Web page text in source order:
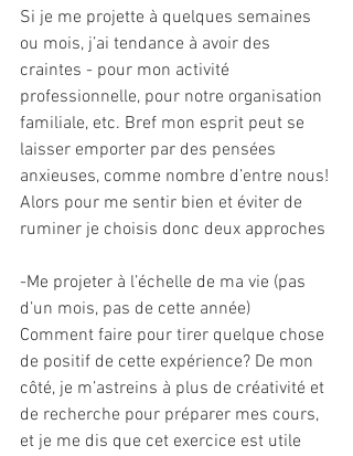
Si je me projette à quelques semaines
ou mois, j’ai tendance à avoir des
craintes - pour mon activité
professionnelle, pour notre organisation
familiale, etc. Bref mon esprit peut se
laisser emporter par des pensées
anxieuses, comme nombre d’entre nous!
Alors pour me sentir bien et éviter de
ruminer je choisis donc deux approches
-Me projeter à l’échelle de ma vie (pas
d’un mois, pas de cette année)
Comment faire pour tirer quelque chose
de positif de cette expérience? De mon
côté, je m’astreins à plus de créativité et
de recherche pour préparer mes cours,
et je me dis que cet exercice est utile